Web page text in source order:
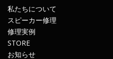
私たちについて
スピーカー修理
修理実例
STORE
お知らせ